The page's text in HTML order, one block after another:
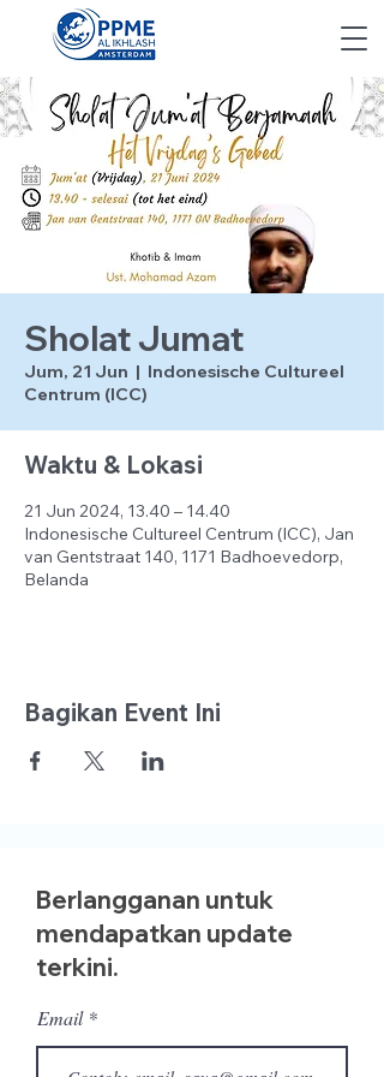
Sholat Jumat
Jum, 21 Jun
  |
Indonesische Cultureel
Centrum (ICC)
Waktu & Lokasi
21 Jun 2024, 13.40 – 14.40
Indonesische Cultureel Centrum (ICC), Jan
van Gentstraat 140, 1171 Badhoevedorp,
Belanda
Bagikan Event Ini
Berlangganan untuk
mendapatkan update
terkini.
Email